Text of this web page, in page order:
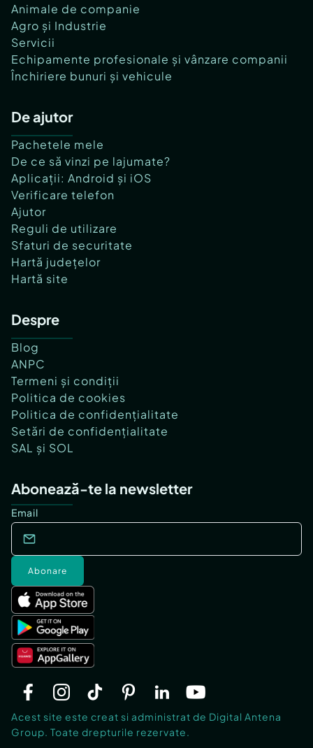
Animale de companie
Agro și Industrie
Servicii
Echipamente profesionale și vânzare companii
Închiriere bunuri și vehicule
De ajutor
Pachetele mele
De ce să vinzi pe lajumate?
Aplicații: Android și iOS
Verificare telefon
Ajutor
Reguli de utilizare
Sfaturi de securitate
Hartă județelor
Hartă site
Despre
Blog
ANPC
Termeni și condiții
Politica de cookies
Politica de confidențialitate
Setări de confidențialitate
SAL și SOL
Abonează-te la newsletter
Email
Abonare
Acest site este creat si administrat de Digital Antena
Group. Toate drepturile rezervate.